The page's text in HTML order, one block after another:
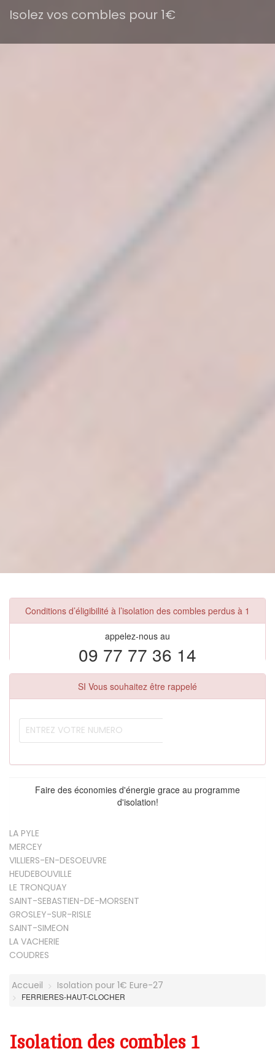
Isolez vos combles pour 1€
Conditions d’éligibilité à l’isolation des combles perdus à 1
appelez-nous au
09 77 77 36 14
SI Vous souhaitez être rappelé
Faire des économies d'énergie grace au programme
d'isolation!
LA PYLE
MERCEY
VILLIERS-EN-DESOEUVRE
HEUDEBOUVILLE
LE TRONQUAY
SAINT-SEBASTIEN-DE-MORSENT
GROSLEY-SUR-RISLE
SAINT-SIMEON
LA VACHERIE
COUDRES
Accueil Isolation pour 1€ Eure-27
FERRIERES-HAUT-CLOCHER
Isolation des combles 1